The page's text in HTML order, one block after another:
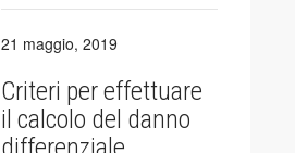
21 maggio, 2019
Criteri per effettuare
il calcolo del danno